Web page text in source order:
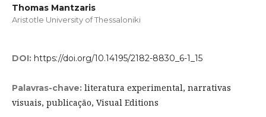
Thomas Mantzaris
Aristotle University of Thessaloniki
DOI: https://doi.org/10.14195/2182-8830_6-1_15
Palavras-chave: literatura experimental, narrativas
visuais, publicação, Visual Editions